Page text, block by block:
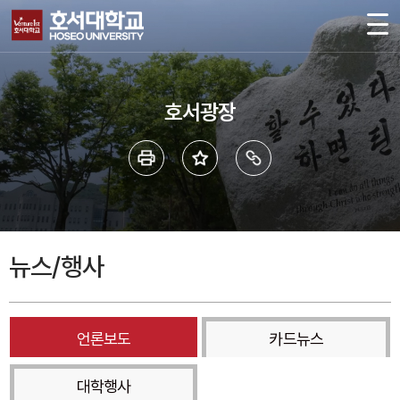
호서광장
뉴스/행사
언론보도 카드뉴스
대학행사